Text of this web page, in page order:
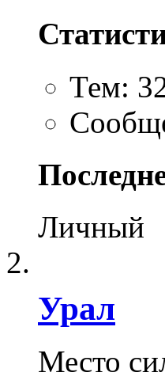
Тем:
Личный
Урал
Место